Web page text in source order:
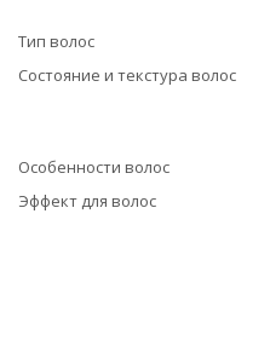
Тип волос
Состояние и текстура волос
Особенности волос
Эффект для волос